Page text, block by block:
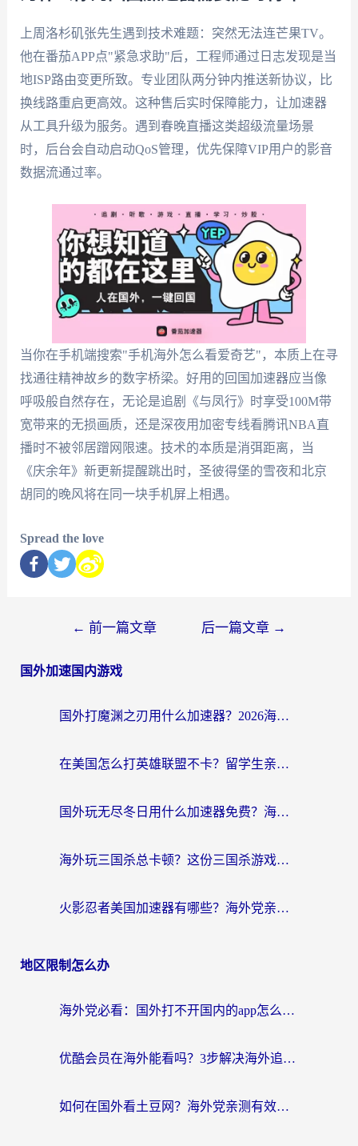
上周洛杉矶张先生遇到技术难题：突然无法连芒果TV。
他在番茄APP点"紧急求助"后，工程师通过日志发现是当
地ISP路由变更所致。专业团队两分钟内推送新协议，比
换线路重启更高效。这种售后实时保障能力，让加速器
从工具升级为服务。遇到春晚直播这类超级流量场景
时，后台会自动启动QoS管理，优先保障VIP用户的影音
数据流通过率。
当你在手机端搜索"手机海外怎么看爱奇艺"，本质上在寻
找通往精神故乡的数字桥梁。好用的回国加速器应当像
呼吸般自然存在，无论是追剧《与凤行》时享受100M带
宽带来的无损画质，还是深夜用加密专线看腾讯NBA直
播时不被邻居蹭网限速。技术的本质是消弭距离，当
《庆余年》新更新提醒跳出时，圣彼得堡的雪夜和北京
胡同的晚风将在同一块手机屏上相遇。
Spread the love
← 前一篇文章 后一篇文章 →
国外加速国内游戏
国外打魔渊之刃用什么加速器？2026海外玩家国服游戏加速全攻略（附闪耀暖暖&复苏的魔女避坑指南）
在美国怎么打英雄联盟不卡？留学生亲测的国服游戏加速全攻略
国外玩无尽冬日用什么加速器免费？海外党国服游戏加速避坑指南
海外玩三国杀总卡顿？这份三国杀游戏加速器指南帮你告别延迟烦恼
火影忍者美国加速器有哪些？海外党亲测的国服游戏加速全攻略（含菲律宾玩三国之刃守望黎明技巧）
地区限制怎么办
海外党必看：国外打不开国内的app怎么办？3步解决你的乡愁
优酷会员在海外能看吗？3步解决海外追剧难题，附实测好用加速器推荐
如何在国外看土豆网？海外党亲测有效的追剧加速器选择指南